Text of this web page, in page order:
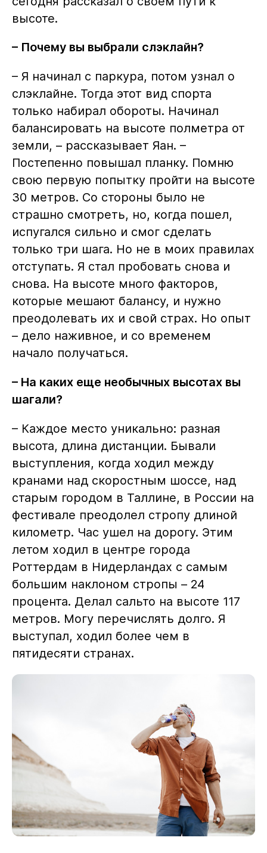
высоте.
– Почему вы выбрали слэклайн?
– Я начинал с паркура, потом узнал о
слэклайне. Тогда этот вид спорта
только набирал обороты. Начинал
балансировать на высоте полметра от
земли, – рассказывает Яан. –
Постепенно повышал планку. Помню
свою первую попытку пройти на высоте
30 метров. Со стороны было не
страшно смотреть, но, когда пошел,
испугался сильно и смог сделать
только три шага. Но не в моих правилах
отступать. Я стал пробовать снова и
снова. На высоте много факторов,
которые мешают балансу, и нужно
преодолевать их и свой страх. Но опыт
– дело наживное, и со временем
начало получаться.
– На каких еще необычных высотах вы
шагали?
– Каждое место уникально: разная
высота, длина дистанции. Бывали
выступления, когда ходил между
кранами над скоростным шоссе, над
старым городом в Таллине, в России на
фестивале преодолел стропу длиной
километр. Час ушел на дорогу. Этим
летом ходил в центре города
Роттердам в Нидерландах с самым
большим наклоном стропы – 24
процента. Делал сальто на высоте 117
метров. Могу перечислять долго. Я
выступал, ходил более чем в
пятидесяти странах.